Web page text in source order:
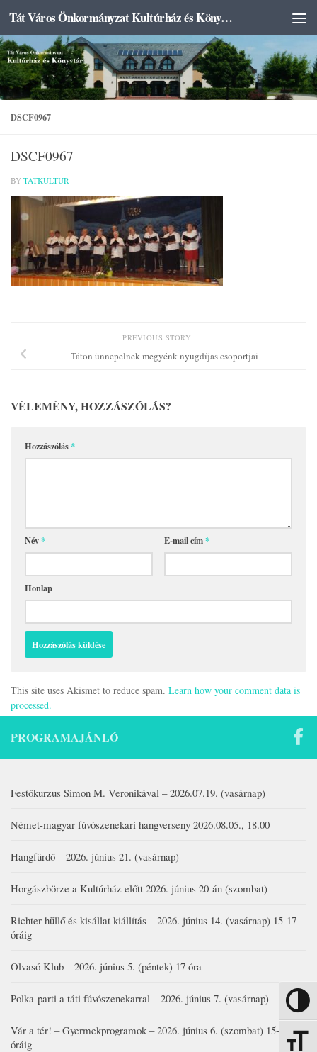
Nagy
Skip to content Tát Város Önkormányzat Kultúrház és Könyvtár
DSCF0967
DSCF0967
BY TATKULTUR
PREVIOUS STORY
Táton ünnepelnek megyénk nyugdíjas csoportjai
VÉLEMÉNY, HOZZÁSZÓLÁS?
Hozzászólás*
Név* E-mail cím*
Honlap
This site uses Akismet to reduce spam. Learn how your comment data is
processed.
PROGRAMAJÁNLÓ
Festőkurzus Simon M. Veronikával – 2026.07.19. (vasárnap)
Német-magyar fúvószenekari hangverseny 2026.08.05., 18.00
Hangfürdő – 2026. június 21. (vasárnap)
Horgászbörze a Kultúrház előtt 2026. június 20-án (szombat)
Richter hüllő és kisállat kiállítás – 2026. június 14. (vasárnap) 15-17
óráig
Olvasó Klub – 2026. június 5. (péntek) 17 óra
Polka-parti a táti fúvószenekarral – 2026. június 7. (vasárnap)
Vár a tér! – Gyermekprogramok – 2026. június 6. (szombat) 15-19
óráig